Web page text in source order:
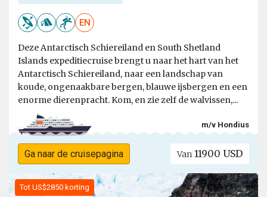
EN
Deze Antarctisch Schiereiland en South Shetland
Islands expeditiecruise brengt u naar het hart van het
Antarctisch Schiereiland, naar een landschap van
koude, ongenaakbare bergen, blauwe ijsbergen en een
enorme dierenpracht. Kom, en zie zelf de walvissen,...
m/v Hondius
Ga naar de cruisepagina Van 11900 USD
Tot US$2850 korting